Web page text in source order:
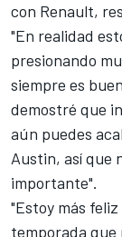
con Renault,
"En realidad
presionando
siempre es
demostré que
aún puedes
Austin, así que
importante".
"Estoy más
temporada que